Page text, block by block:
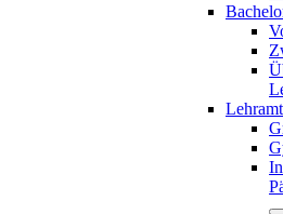
Lehramt